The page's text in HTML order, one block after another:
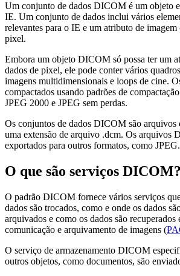
Um conjunto de dados DICOM é um objeto
IE. Um conjunto de dados inclui vários
relevantes para o IE e um atributo de imagem
pixel.
Embora um objeto DICOM só possa ter um
dados de pixel, ele pode conter vários
imagens multidimensionais e loops de cine.
compactados usando padrões de
JPEG 2000 e JPEG sem perdas.
Os conjuntos de dados DICOM são arquivos
uma extensão de arquivo .dcm. Os arquivos
exportados para outros formatos, como JPEG.
O que são serviços DICOM?
O padrão DICOM fornece vários serviços
dados são trocados, como e onde os dados
arquivados e como os dados são recuperados
comunicação e arquivamento de imagens (
O serviço de armazenamento DICOM
outros objetos, como documentos, são